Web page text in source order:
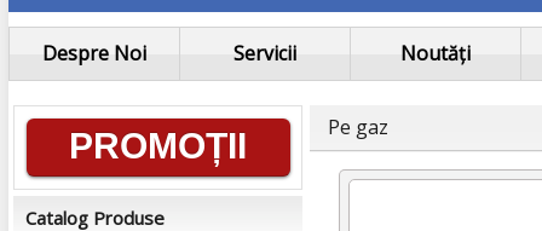
Despre Noi Servicii
Noutăți
Informații
generale
PROMOȚII
Catalog Produse
Pe gaz